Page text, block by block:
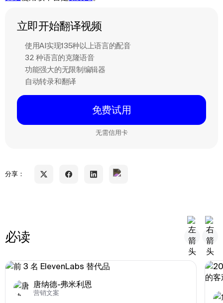
立即开始翻译视频
使用AI实现135种以上语言的配音
32 种语言的克隆语音
功能强大的无限制编辑器
自动转录和翻译
免费试用
无需信用卡
分享：
必读
唐纳德-弗米利恩
营销文案